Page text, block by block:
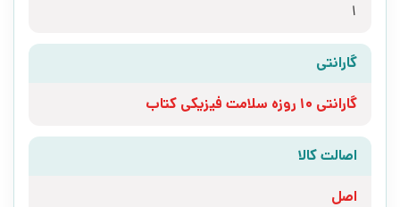
1
گارانتی
گارانتی 10 روزه سلامت فیزیکی کتاب
اصالت کالا
اصل